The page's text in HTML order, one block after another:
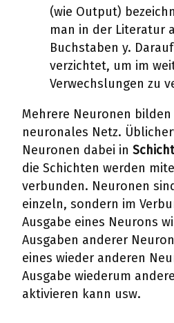
(wie Output)
man in der Literatur
Buchstaben y.
verzichtet, um im
Verwechslungen zu
Mehrere Neuronen bilden
neuronales Netz.
Neuronen dabei in
die Schichten werden
verbunden. Neuronen
einzeln, sondern im
Ausgabe eines Neurons
Ausgaben anderer
eines wieder anderen
Ausgabe wiederum
aktivieren kann usw.